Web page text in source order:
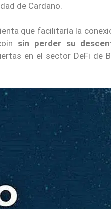
de Cardano.
que facilitaría la
sin perder su
en el sector DeFi de